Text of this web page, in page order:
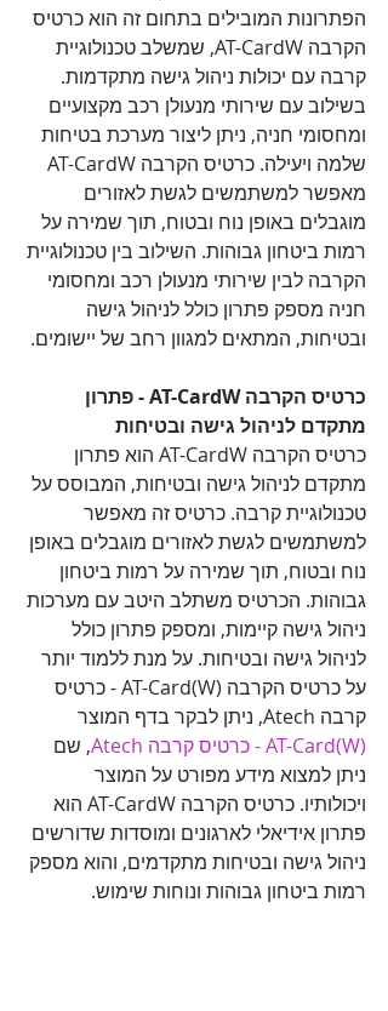
הפתרונות המובילים בתחום זה הוא כרטיס
הקרבה AT-CardW, שמשלב טכנולוגיית
קרבה עם יכולות ניהול גישה מתקדמות.
בשילוב עם שירותי מנעולן רכב מקצועיים
ומחסומי חניה, ניתן ליצור מערכת בטיחות
מאפשר למשתמשים לגשת לאזורים
מוגבלים באופן נוח ובטוח, תוך שמירה על
רמות ביטחון גבוהות. השילוב בין טכנולוגיית
הקרבה לבין שירותי מנעולן רכב ומחסומי
חניה מספק פתרון כולל לניהול גישה
ובטיחות, המתאים למגוון רחב של יישומים.
כרטיס הקרבה AT-CardW - פתרון
מתקדם לניהול גישה ובטיחות
כרטיס הקרבה AT-CardW הוא פתרון
מתקדם לניהול גישה ובטיחות, המבוסס על
טכנולוגיית קרבה. כרטיס זה מאפשר
למשתמשים לגשת לאזורים מוגבלים באופן
נוח ובטוח, תוך שמירה על רמות ביטחון
גבוהות. הכרטיס משתלב היטב עם מערכות
ניהול גישה קיימות, ומספק פתרון כולל
לניהול גישה ובטיחות. על מנת ללמוד יותר
על כרטיס הקרבה AT-Card(W) - כרטיס
קרבה Atech, ניתן לבקר בדף המוצר
AT-Card(W) - כרטיס קרבה Atech
, שם
ניתן למצוא מידע מפורט על המוצר
ויכולותיו. כרטיס הקרבה AT-CardW הוא
פתרון אידיאלי לארגונים ומוסדות שדורשים
ניהול גישה ובטיחות מתקדמים, והוא מספק
רמות ביטחון גבוהות ונוחות שימוש.